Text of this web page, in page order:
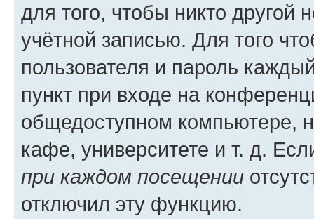
для того, чтобы никто другой
учётной записью. Для того
пользователя и пароль
пункт при входе на
общедоступном компьютере,
кафе, университете и т. д.
при каждом посещении
отключил эту функцию.